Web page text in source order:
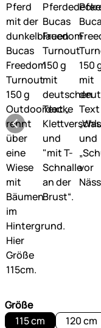
Größe
115 cm
120 cm